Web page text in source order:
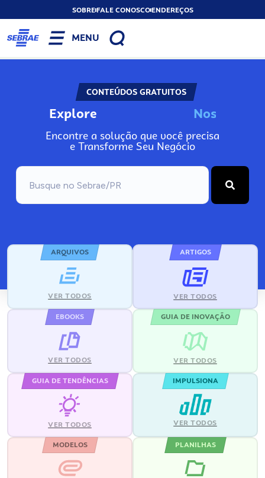
SOBREFALE CONOSCOENDEREÇOS
MENU
CONTEÚDOS GRATUITOS
Explore Noss
Encontre a solução que você precisa
e Transforme Seu Negócio
ARQUIVOS
VER TODOS
ARTIGOS
VER TODOS
EBOOKS
VER TODOS
GUIA DE INOVAÇÃO
VER TODOS
GUIA DE TENDÊNCIAS
VER TODOS
IMPULSIONA
VER TODOS
MODELOS PLANILHAS